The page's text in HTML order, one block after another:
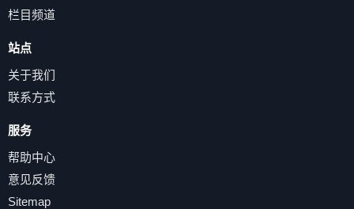
栏目频道
站点
关于我们
联系方式
服务
帮助中心
意见反馈
Sitemap